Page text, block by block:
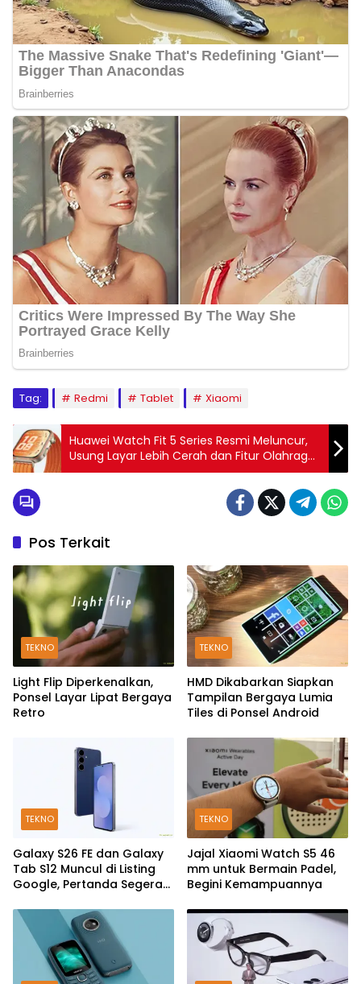
Tag: Redmi Tablet Xiaomi
Huawei Watch Fit 5 Series Resmi Meluncur,
Usung Layar Lebih Cerah dan Fitur Olahraga
Baru
Pos Terkait
TEKNO
Light Flip Diperkenalkan,
Ponsel Layar Lipat Bergaya
Retro
TEKNO
HMD Dikabarkan Siapkan
Tampilan Bergaya Lumia
Tiles di Ponsel Android
TEKNO
Galaxy S26 FE dan Galaxy
Tab S12 Muncul di Listing
Google, Pertanda Segera
TEKNO
Jajal Xiaomi Watch S5 46
mm untuk Bermain Padel,
Begini Kemampuannya